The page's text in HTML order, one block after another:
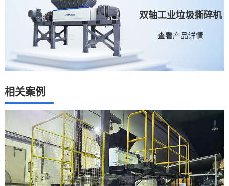
双轴工业垃圾撕碎机
查看产品详情
相关案例